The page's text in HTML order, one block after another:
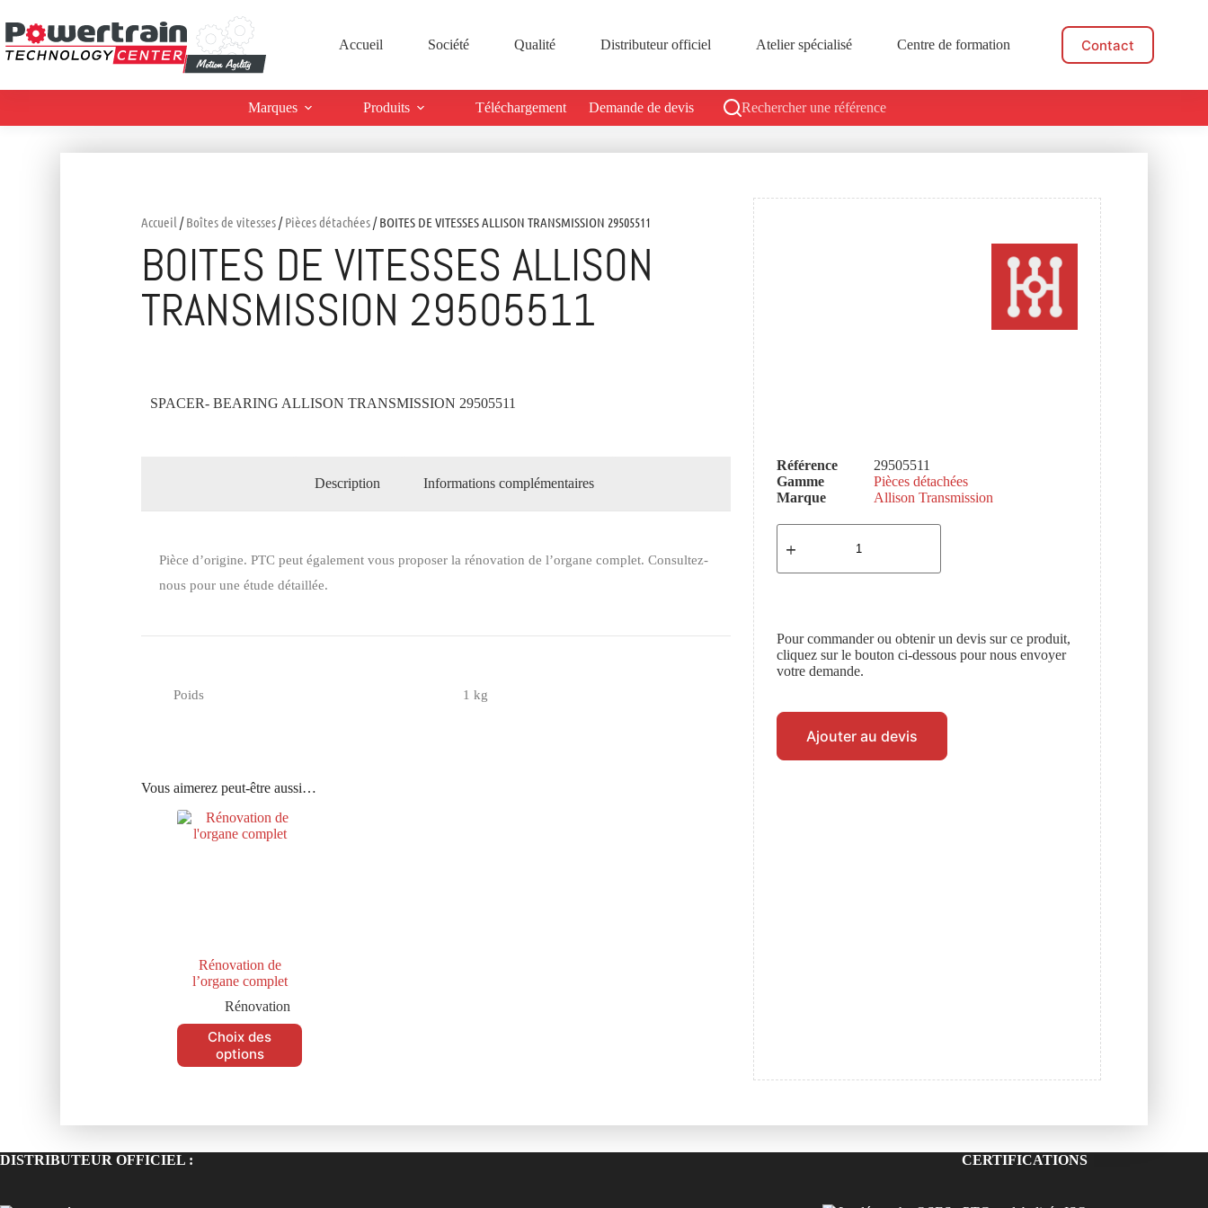
Accueil Société Qualité Distributeur officiel Atelier spécialisé Centre de formation Actualités
Contact
Marques Produits Téléchargement Demande de devis Rechercher une référence
Accueil /Boîtes de vitesses/Pièces détachées/ BOITES DE VITESSES ALLISON TRANSMISSION 29505511
BOITES DE VITESSES ALLISON
TRANSMISSION 29505511
SPACER- BEARING ALLISON TRANSMISSION 29505511
Description Informations complémentaires
Pièce d’origine. PTC peut également vous proposer la rénovation de l’organe complet. Consultez-
nous pour une étude détaillée.
Poids 1 kg
Vous aimerez peut-être aussi…
Rénovation de
l’organe complet
Rénovation
Choix des
options
Référence
29505511
Gamme
Pièces détachées
Marque
Allison Transmission
Pour commander ou obtenir un devis sur ce produit,
cliquez sur le bouton ci-dessous pour nous envoyer
votre demande.
Ajouter au devis
DISTRIBUTEUR OFFICIEL : CERTIFICATIONS